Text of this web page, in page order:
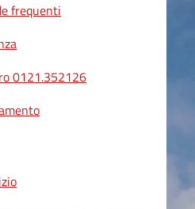
frequenti
0121.352126